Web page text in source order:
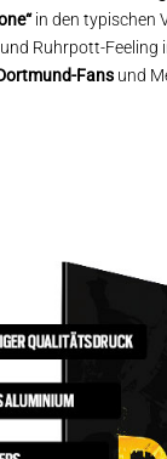
in den typischen
Ruhrpott-Feeling
Fans und